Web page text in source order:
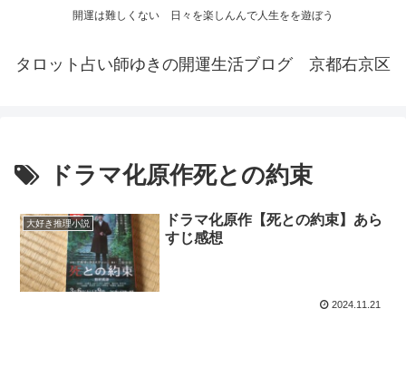
開運は難しくない 日々を楽しんんで人生をを遊ぼう
タロット占い師ゆきの開運生活ブログ 京都右京区
ドラマ化原作死との約束
大好き推理小説
ドラマ化原作【死との約束】あら
すじ感想
2024.11.21